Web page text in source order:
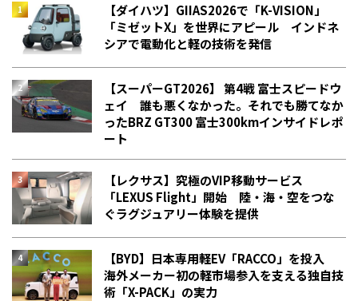
【ダイハツ】GIIAS2026で「K-VISION」
「ミゼットX」を世界にアピール インドネ
シアで電動化と軽の技術を発信
【スーパーGT2026】 第4戦 富士スピードウ
ェイ 誰も悪くなかった。それでも勝てなか
った――BRZ GT300 富士300kmインサイドレポ
ート
【レクサス】究極のVIP移動サービス
「LEXUS Flight」開始 陸・海・空をつな
ぐラグジュアリー体験を提供
【BYD】日本専用軽EV「RACCO」を投入
海外メーカー初の軽市場参入を支える独自技
術「X-PACK」の実力